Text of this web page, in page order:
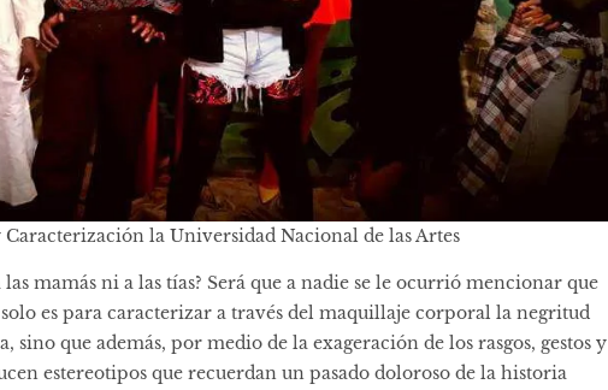
la Universidad Nacional de las Artes
mamás ni a las tías? Será que a nadie se le ocurrió mencionar que
es para caracterizar a través del maquillaje corporal la negritud
sino que además, por medio de la exageración de los rasgos, gestos y
estereotipos que recuerdan un pasado doloroso de la historia